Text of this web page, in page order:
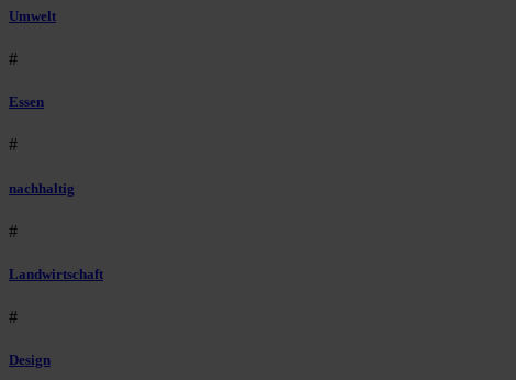
Umwelt
#
Essen
#
nachhaltig
#
Landwirtschaft
#
Design